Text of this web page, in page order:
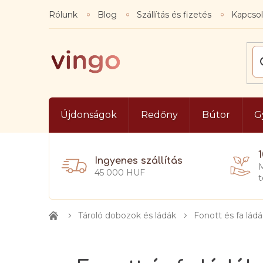
Rólunk Blog Szállítás és fizetés
Újdonságok Redőny Bútor
Ingyenes szállítás
45 000 HUF
Kezdőlap
Tároló dobozok és ládák Fonott és fa